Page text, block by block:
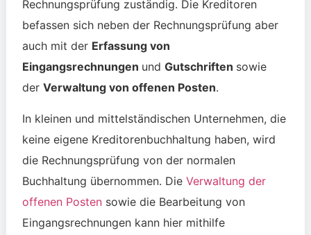
Rechnungsprüfung zuständig. Die Kreditoren
befassen sich neben der Rechnungsprüfung aber
auch mit der Erfassung von
Eingangsrechnungen und Gutschriften sowie
der Verwaltung von offenen Posten.
In kleinen und mittelständischen Unternehmen, die
keine eigene Kreditorenbuchhaltung haben, wird
die Rechnungsprüfung von der normalen
Buchhaltung übernommen. DieVerwaltung der
offenen Postensowie die Bearbeitung von
Eingangsrechnungen kann hier mithilfe